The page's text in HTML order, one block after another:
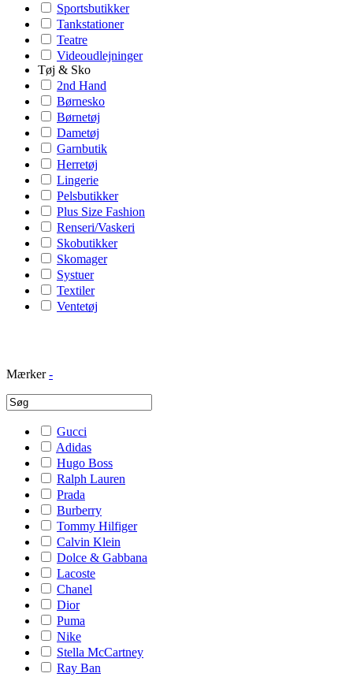
Sportsbutikker
Tankstationer
Teatre
Videoudlejninger
Tøj & Sko
2nd Hand
Børnesko
Børnetøj
Dametøj
Garnbutik
Herretøj
Lingerie
Pelsbutikker
Plus Size Fashion
Renseri/Vaskeri
Skobutikker
Skomager
Systuer
Textiler
Ventetøj
Mærker -
Gucci
Adidas
Hugo Boss
Ralph Lauren
Prada
Burberry
Tommy Hilfiger
Calvin Klein
Dolce & Gabbana
Lacoste
Chanel
Dior
Puma
Nike
Stella McCartney
Ray Ban